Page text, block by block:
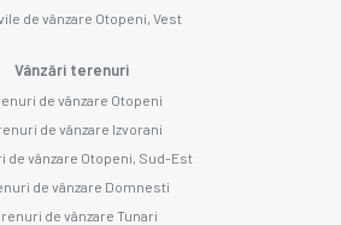
de vânzare Otopeni, Vest
Vânzări terenuri
de vânzare Otopeni
de vânzare Izvorani
de vânzare Otopeni, Sud-Est
de vânzare Domnesti
de vânzare Tunari